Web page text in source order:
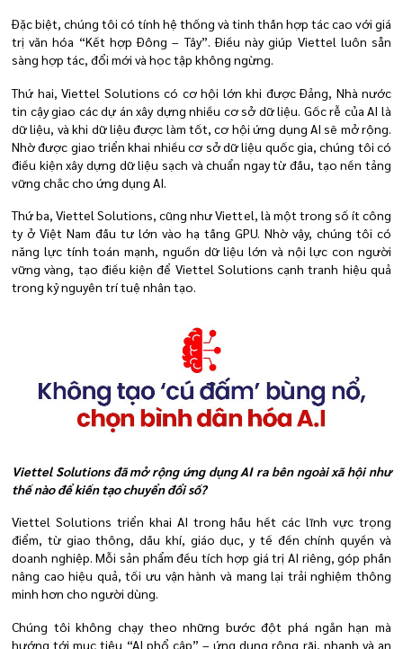
Đặc biệt, chúng tôi có tính hệ thống và tinh thần hợp tác cao với giá
trị văn hóa “Kết hợp Đông – Tây”. Điều này giúp Viettel luôn sẵn
sàng hợp tác, đổi mới và học tập không ngừng.
Thứ hai, Viettel Solutions có cơ hội lớn khi được Đảng, Nhà nước
tin cậy giao các dự án xây dựng nhiều cơ sở dữ liệu. Gốc rễ của AI là
dữ liệu, và khi dữ liệu được làm tốt, cơ hội ứng dụng AI sẽ mở rộng.
Nhờ được giao triển khai nhiều cơ sở dữ liệu quốc gia, chúng tôi có
điều kiện xây dựng dữ liệu sạch và chuẩn ngay từ đầu, tạo nền tảng
vững chắc cho ứng dụng AI.
Thứ ba, Viettel Solutions, cũng như Viettel, là một trong số ít công
ty ở Việt Nam đầu tư lớn vào hạ tầng GPU. Nhờ vậy, chúng tôi có
năng lực tính toán mạnh, nguồn dữ liệu lớn và nội lực con người
vững vàng, tạo điều kiện để Viettel Solutions cạnh tranh hiệu quả
trong kỷ nguyên trí tuệ nhân tạo.
Viettel Solutions đã mở rộng ứng dụng AI ra bên ngoài xã hội như
thế nào để kiến tạo chuyển đổi số?
Viettel Solutions triển khai AI trong hầu hết các lĩnh vực trọng
điểm, từ giao thông, dầu khí, giáo dục, y tế đến chính quyền và
doanh nghiệp. Mỗi sản phẩm đều tích hợp giá trị AI riêng, góp phần
nâng cao hiệu quả, tối ưu vận hành và mang lại trải nghiệm thông
minh hơn cho người dùng.
Chúng tôi không chạy theo những bước đột phá ngắn hạn mà
hướng tới mục tiêu “AI phổ cập” – ứng dụng rộng rãi, nhanh và an